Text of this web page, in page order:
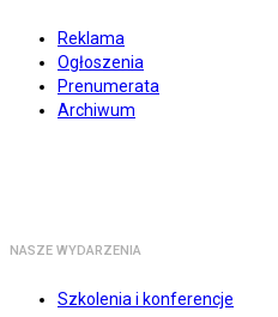
Reklama
Ogłoszenia
Prenumerata
Archiwum
NASZE WYDARZENIA
Szkolenia i konferencje